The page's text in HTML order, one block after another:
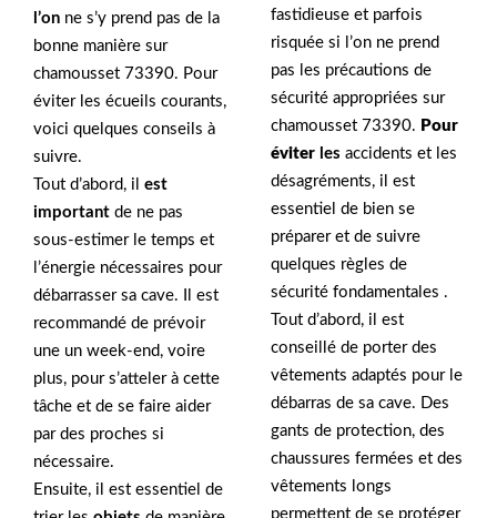
l’on ne s’y prend pas de la
bonne manière sur
chamousset 73390. Pour
éviter les écueils courants,
voici quelques conseils à
suivre.
Tout d’abord, il est
important de ne pas
sous-estimer le temps et
l’énergie nécessaires pour
débarrasser sa cave. Il est
recommandé de prévoir
une un week-end, voire
plus, pour s’atteler à cette
tâche et de se faire aider
par des proches si
nécessaire.
Ensuite, il est essentiel de
fastidieuse et parfois
risquée si l’on ne prend
pas les précautions de
sécurité appropriées sur
chamousset 73390. Pour
éviter les accidents et les
désagréments, il est
essentiel de bien se
préparer et de suivre
quelques règles de
sécurité fondamentales .
Tout d’abord, il est
conseillé de porter des
vêtements adaptés pour le
débarras de sa cave. Des
gants de protection, des
chaussures fermées et des
vêtements longs
permettent de se protéger